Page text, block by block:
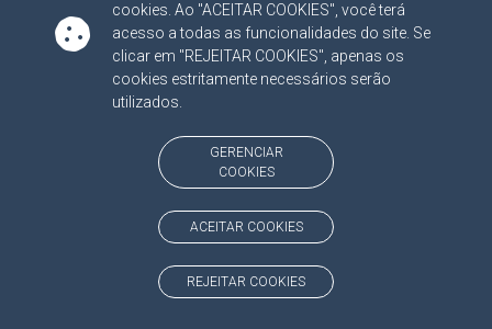
cookies. Ao "ACEITAR COOKIES", você terá
acesso a todas as funcionalidades do site. Se
clicar em "REJEITAR COOKIES", apenas os
cookies estritamente necessários serão
utilizados.
GERENCIAR
COOKIES
ACEITAR COOKIES
REJEITAR COOKIES
SIGA NOSSAS REDES SOCIAIS
Linked InYoutube
Facebook
X
BAIXE NOSSO APLICATIVO
https://www.tce.ms.gov.br